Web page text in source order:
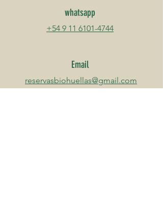
whatsapp
+54 9 11 6101-4744
Email
reservasbiohuellas@gmail.com